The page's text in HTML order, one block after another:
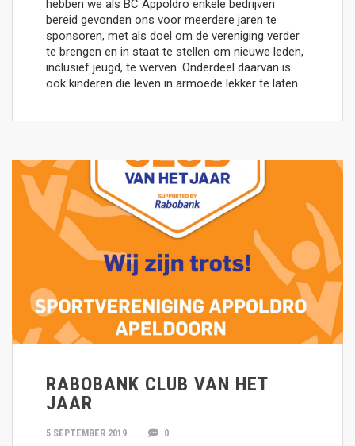
hebben we als BC Appoldro enkele bedrijven
bereid gevonden ons voor meerdere jaren te
sponsoren, met als doel om de vereniging verder
te brengen en in staat te stellen om nieuwe leden,
inclusief jeugd, te werven. Onderdeel daarvan is
ook kinderen die leven in armoede lekker te laten…
RABOBANK CLUB VAN HET
JAAR
5 SEPTEMBER 2019 0